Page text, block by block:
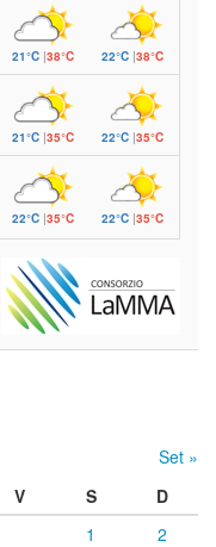
21°C|38°C 22°C |38°C
21°C|35°C 22°C |35°C
22°C|35°C 22°C |35°C
Set »
V S
D
1
2